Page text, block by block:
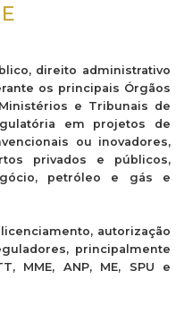
direito administrativo
os principais Órgãos
e Tribunais de
em projetos de
ou inovadores,
privados e públicos,
petróleo e gás e
autorização
principalmente
MME, ANP, ME, SPU e